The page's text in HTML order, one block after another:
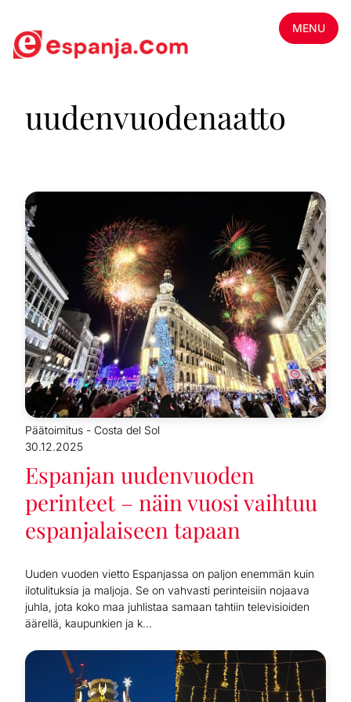
MENU
uudenvuodenaatto
Päätoimitus - Costa del Sol
30.12.2025
Espanjan uudenvuoden
perinteet – näin vuosi vaihtuu
espanjalaiseen tapaan
Uuden vuoden vietto Espanjassa on paljon enemmän kuin
ilotulituksia ja maljoja. Se on vahvasti perinteisiin nojaava
juhla, jota koko maa juhlistaa samaan tahtiin televisioiden
äärellä, kaupunkien ja k...